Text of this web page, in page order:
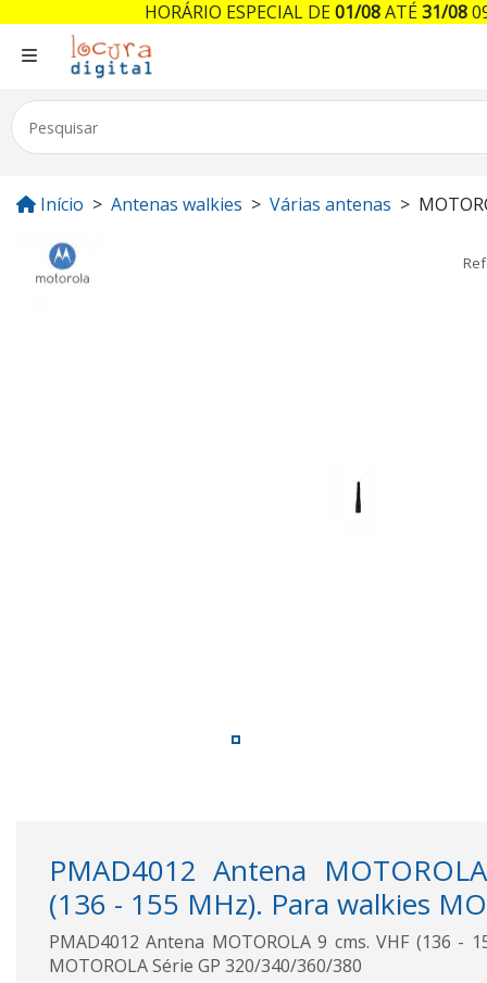
Início Antenas walkies Várias antenas
PMAD4012 Antena
(136 - 155 MHz). Para walkies
PMAD4012 Antena MOTOROLA 9 cms. VHF (136 -
MOTOROLA Série GP 320/340/360/380
HORÁRIO ESPECIAL DE01/08ATÉ31/08